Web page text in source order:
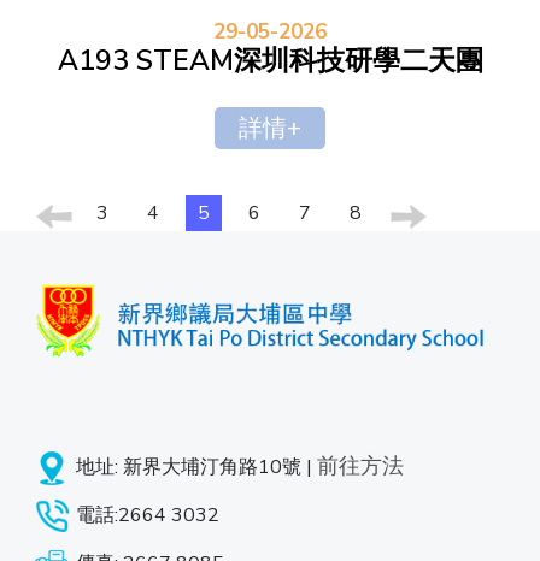
29-05-2026
A193 STEAM深圳科技研學二天團
詳情+
3 4 5 6 7 8
地址: 新界大埔汀角路10號 | 前往方法
電話:2664 3032